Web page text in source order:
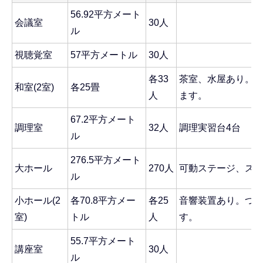
会議室
56.92平方メート
ル
30人
視聴覚室 57平方メートル 30人
和室(2室) 各25畳
各33
人
茶室、水屋あり。
ます。
調理室
67.2平方メート
ル
32人 調理実習台4台
大ホール
276.5平方メート
ル
270人 可動ステージ、ス
小ホール(2
室)
各70.8平方メー
トル
各25
人
音響装置あり。つ
す。
講座室
55.7平方メート
ル
30人